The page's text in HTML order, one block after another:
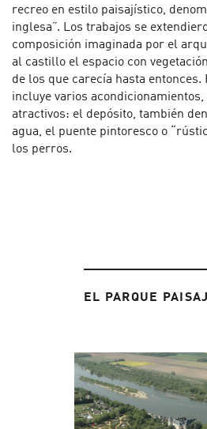
recreo en estilo paisajístico,
inglesa”. Los trabajos se
composición imaginada por el
al castillo el espacio con
de los que carecía hasta
incluye varios
atractivos: el depósito, también
agua, el puente pintoresco o
los perros.
EL PARQUE